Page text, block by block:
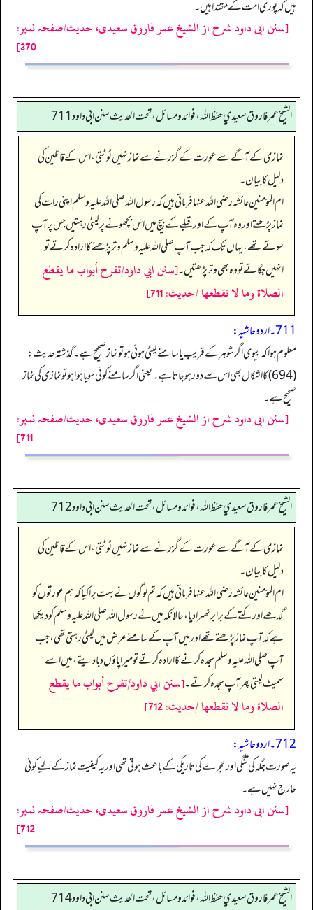
ہیں کہ پوری امت کے مقتدا ہیں۔
[سنن ابی داود شرح از الشیخ عمر فاروق سعیدی، حدیث/صفحہ نمبر:
370]
الشيخ عمر فاروق سعيدي حفظ الله، فوائد و مسائل، تحت الحديث سنن ابي داود 711
نمازی کے آگے سے عورت کے گزرنے سے نماز نہیں ٹوٹتی، اس کے قائلین کی
دلیل کا بیان۔
ام المؤمنین عائشہ رضی اللہ عنہا فرماتی ہیں کہ رسول اللہ صلی اللہ علیہ وسلم اپنی رات کی
نماز پڑھتے اور وہ آپ کے اور قبلے کے بیچ میں اس بچھونے پر لیٹی رہتیں جس پر آپ
سوتے تھے، یہاں تک کہ جب آپ صلی اللہ علیہ وسلم وتر پڑھنے کا ارادہ کرتے تو
انہیں جگاتے تو وہ بھی وتر پڑھتیں۔[سنن ابي داود/تفرح أبواب ما يقطع
الصلاة وما لا تقطعها /حدیث: 711]
711۔ اردو حاشیہ:
معلوم ہوا کہ بیوی اگر شوہر کے قریب یا سامنے لیٹی ہوئی ہو تو نماز صحیح ہے۔ گذشتہ حدیث:
(694) کا اشکال بھی اس سے دور ہو جاتا ہے۔ یعنی اگر سامنے کوئی سویا ہوا ہو تو نمازی کی نماز
صحیح ہے۔
[سنن ابی داود شرح از الشیخ عمر فاروق سعیدی، حدیث/صفحہ نمبر:
711]
الشيخ عمر فاروق سعيدي حفظ الله، فوائد و مسائل، تحت الحديث سنن ابي داود 712
نمازی کے آگے سے عورت کے گزرنے سے نماز نہیں ٹوٹتی، اس کے قائلین کی
دلیل کا بیان۔
ام المؤمنین عائشہ رضی اللہ عنہا فرماتی ہیں کہ تم لوگوں نے بہت برا کیا کہ ہم عورتوں کو
گدھے اور کتے کے برابر ٹھہرا دیا، حالانکہ میں نے رسول اللہ صلی اللہ علیہ وسلم کو دیکھا
ہے کہ آپ نماز پڑھتے تھے اور میں آپ کے سامنے عرض میں لیٹی رہتی تھی، جب
آپ صلی اللہ علیہ وسلم سجدہ کرنے کا ارادہ کرتے تو میرا پاؤں دبا دیتے، میں اسے
سمیٹ لیتی پھر آپ سجدہ کرتے۔[سنن ابي داود/تفرح أبواب ما يقطع
الصلاة وما لا تقطعها /حدیث: 712]
712۔ اردو حاشیہ:
یہ صورت جگہ کی تنگی اور حجرے کی تاریکی کے باعث ہوتی تھی اور یہ کیفیت نماز کے لیے کوئی
حارج نہیں ہے۔
[سنن ابی داود شرح از الشیخ عمر فاروق سعیدی، حدیث/صفحہ نمبر:
712]
الشيخ عمر فاروق سعيدي حفظ الله، فوائد و مسائل، تحت الحديث سنن ابي داود 714